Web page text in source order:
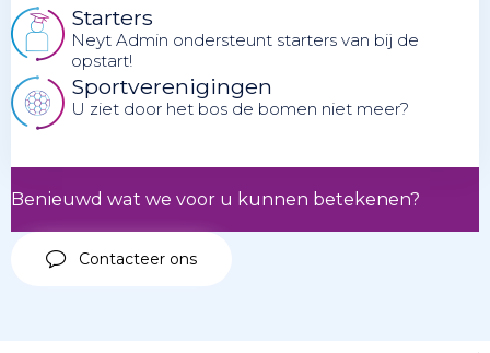
Starters
Neyt Admin ondersteunt starters van bij de
opstart!
Sportverenigingen
U ziet door het bos de bomen niet meer?
Benieuwd wat we voor u kunnen betekenen?
Contacteer ons